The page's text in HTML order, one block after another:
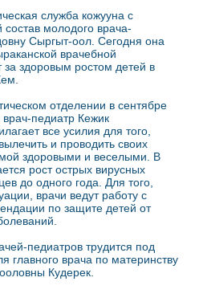
служба кожууна с
молодого врача-
Сыргыт-оол. Сегодня она
врачебной
здоровым ростом детей в
отделении в сентябре
врач-педиатр Кежик
все усилия для того,
и проводить своих
здоровыми и веселыми. В
рост острых вирусных
до одного года. Для того,
врачи ведут работу с
по защите детей от
педиатров трудится под
главного врача по материнству
Кудерек.